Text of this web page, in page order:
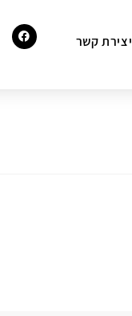
יצירת קשר